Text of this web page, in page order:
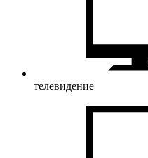
телевидение